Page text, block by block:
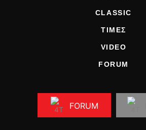
CLASSIC
ΤΙΜΕΣ
VIDEO
FORUM
FORUM